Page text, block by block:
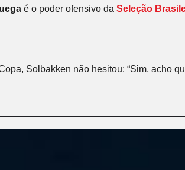
é o poder ofensivo da Seleção
Solbakken não hesitou: “Sim, acho